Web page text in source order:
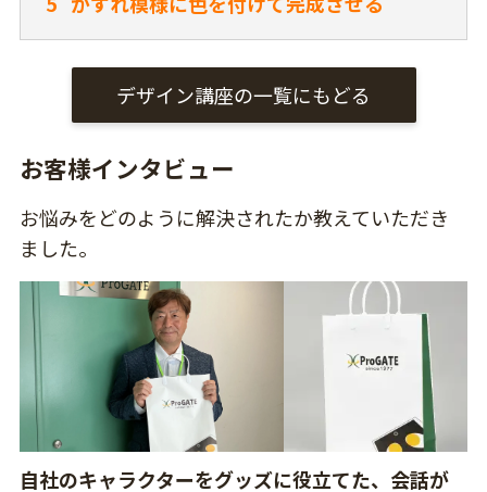
デザイン講座の一覧にもどる
お客様インタビュー
お悩みをどのように解決されたか教えていただき
ました。
自社のキャラクターをグッズに役立てた、会話が